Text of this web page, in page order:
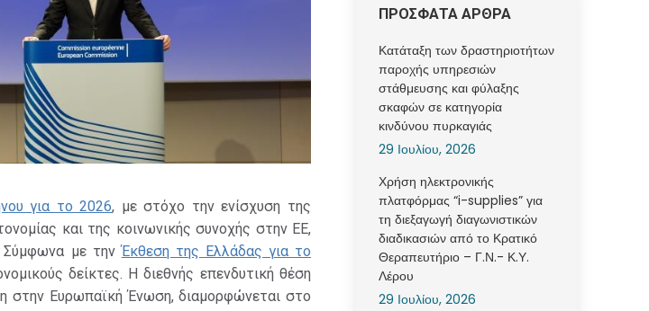
για το 2026, με στόχο την ενίσχυση της
και της κοινωνικής συνοχής στην ΕΕ,
Σύμφωνα με τηνΈκθεση της Ελλάδας για το
δείκτες. Η διεθνής επενδυτική θέση
στην Ευρωπαϊκή Ένωση, διαμορφώνεται στο
ΠΡΟΣΦΑΤΑ ΑΡΘΡΑ
Κατάταξη των δραστηριοτήτων
παροχής υπηρεσιών
στάθμευσης και φύλαξης
σκαφών σε κατηγορία
κινδύνου πυρκαγιάς
29 Ιουλίου, 2026
Χρήση ηλεκτρονικής
πλατφόρμας “i-supplies” για
τη διεξαγωγή διαγωνιστικών
διαδικασιών από το Κρατικό
Θεραπευτήριο – Γ.Ν.- Κ.Υ.
Λέρου
29 Ιουλίου, 2026